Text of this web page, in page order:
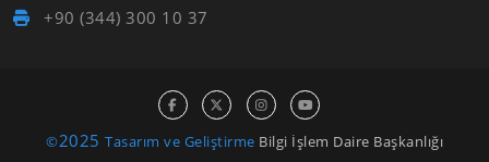
+90 (344) 300 10 37
©2025 Tasarım ve Geliştirme Bilgi İşlem Daire Başkanlığı